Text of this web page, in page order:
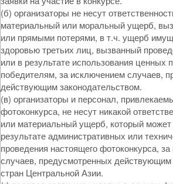
(б) организаторы не несут
материальный или моральный ущерб,
или прямыми потерями, в т.ч. ущерб
здоровью третьих лиц, вызванный
или в результате использования ценных
победителям, за исключением случаев,
действующим законодательством.
(в) организаторы и персонал,
фотоконкурса, не несут никакой
или материальный ущерб, который может
результате административных или
проведения настоящего фотоконкурса,
случаев, предусмотренных действующим
стран Центральной Азии.